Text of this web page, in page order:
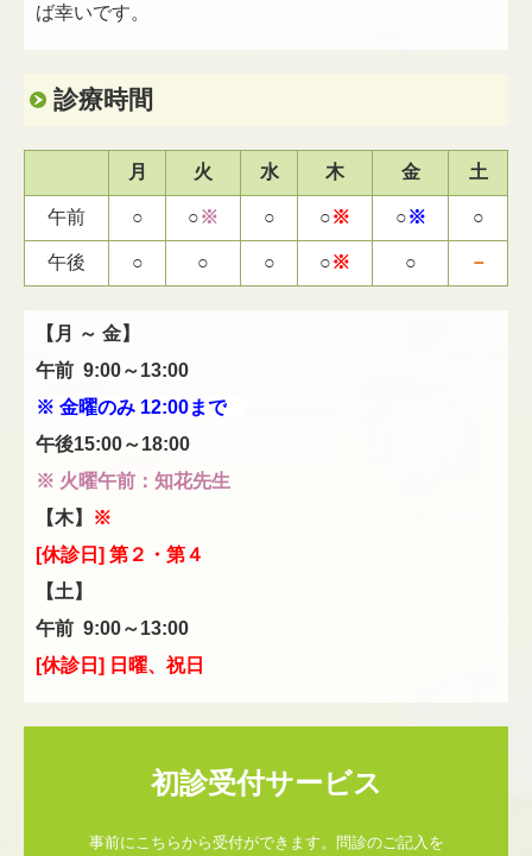
ば幸いです。
診療時間
月 火 水 木 金 土
午前 ○ ○※ ○ ○※ ○※ ○
午後 ○ ○ ○ ○※ ○ －
【月 ～ 金】
午前 9:00～13:00
※ 金曜のみ 12:00まで
午後15:00～18:00
※ 火曜午前：知花先生
【木】
※
[休診日] 第２・第４
【土】
午前 9:00～13:00
[休診日] 日曜、祝日
事前にこちらから受付ができます。問診のご記入を